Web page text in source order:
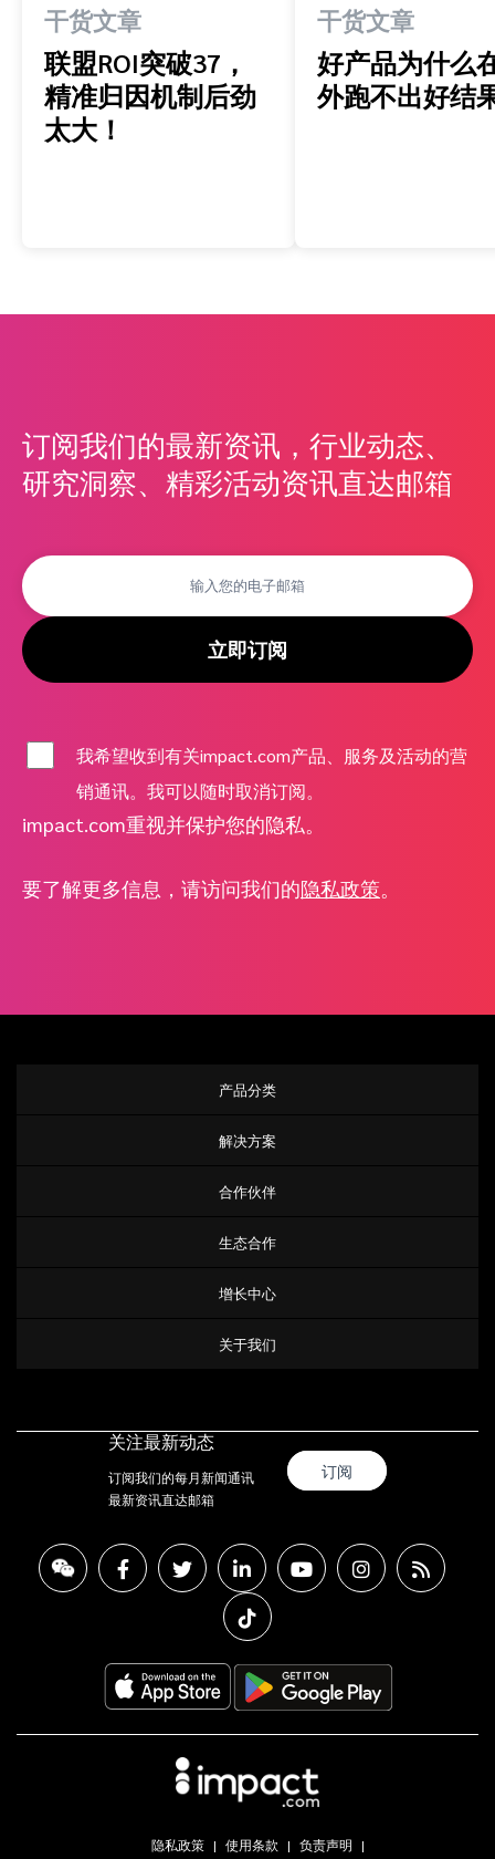
干货文章
联盟ROI突破37，
精准归因机制后劲
太大！
干货文章
好产品为什么
外跑不出好结
订阅我们的最新资讯，行业动态、
研究洞察、精彩活动资讯直达邮箱
立即订阅
我希望收到有关impact.com产品、服务及活动的营
销通讯。我可以随时取消订阅。
impact.com重视并保护您的隐私。
要了解更多信息，请访问我们的隐私政策
产品分类
解决方案
合作伙伴
生态合作
增长中心
关于我们
关注最新动态
订阅我们的每月新闻通讯
最新资讯直达邮箱
订阅
隐私政策 使用条款 负责声明